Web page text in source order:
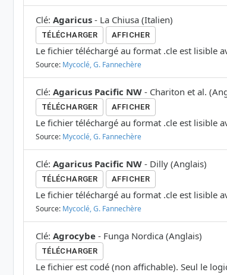
Clé: Agaricus - La Chiusa (Italien)
TÉLÉCHARGER AFFICHER
Le fichier téléchargé au format .cle est lisible
Source: Mycoclé, G. Fannechère
Clé: Agaricus Pacific NW - Chariton et al. (
TÉLÉCHARGER AFFICHER
Le fichier téléchargé au format .cle est lisible
Source: Mycoclé, G. Fannechère
Clé: Agaricus Pacific NW - Dilly (Anglais)
TÉLÉCHARGER AFFICHER
Le fichier téléchargé au format .cle est lisible
Source: Mycoclé, G. Fannechère
Clé: Agrocybe - Funga Nordica (Anglais)
TÉLÉCHARGER
Le fichier est codé (non affichable). Seul le